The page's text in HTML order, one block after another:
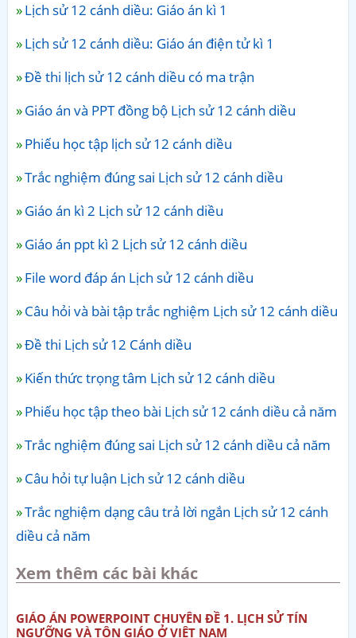
Lịch sử 12 cánh diều: Giáo án kì 1
Lịch sử 12 cánh diều: Giáo án điện tử kì 1
Đề thi lịch sử 12 cánh diều có ma trận
Giáo án và PPT đồng bộ Lịch sử 12 cánh diều
Phiếu học tập lịch sử 12 cánh diều
Trắc nghiệm đúng sai Lịch sử 12 cánh diều
Giáo án kì 2 Lịch sử 12 cánh diều
Giáo án ppt kì 2 Lịch sử 12 cánh diều
File word đáp án Lịch sử 12 cánh diều
Câu hỏi và bài tập trắc nghiệm Lịch sử 12 cánh diều
Đề thi Lịch sử 12 Cánh diều
Kiến thức trọng tâm Lịch sử 12 cánh diều
Phiếu học tập theo bài Lịch sử 12 cánh diều cả năm
Trắc nghiệm đúng sai Lịch sử 12 cánh diều cả năm
Câu hỏi tự luận Lịch sử 12 cánh diều
Trắc nghiệm dạng câu trả lời ngắn Lịch sử 12 cánh
diều cả năm
Xem thêm các bài khác
GIÁO ÁN POWERPOINT CHUYÊN ĐỀ 1. LỊCH SỬ TÍN
NGƯỠNG VÀ TÔN GIÁO Ở VIỆT NAM